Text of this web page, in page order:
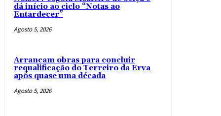
dá início ao ciclo “Notas ao
Entardecer”
Agosto 5, 2026
Arrancam obras para concluir
requalificação do Terreiro da Erva
após quase uma década
Agosto 5, 2026